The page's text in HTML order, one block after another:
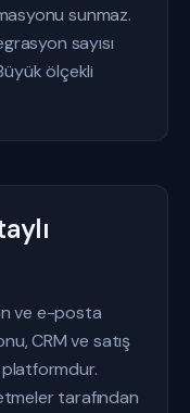
sunmaz.
sayısı
ölçekli
ve e-posta
CRM ve satış
tarafından